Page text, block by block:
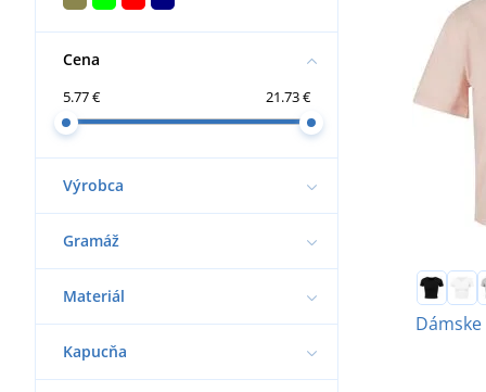
Cena
5.77 € 21.73 €
Výrobca
Gramáž
Materiál
Kapucňa